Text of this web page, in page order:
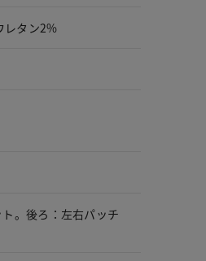
レタン2%
。後ろ：左右パッチ